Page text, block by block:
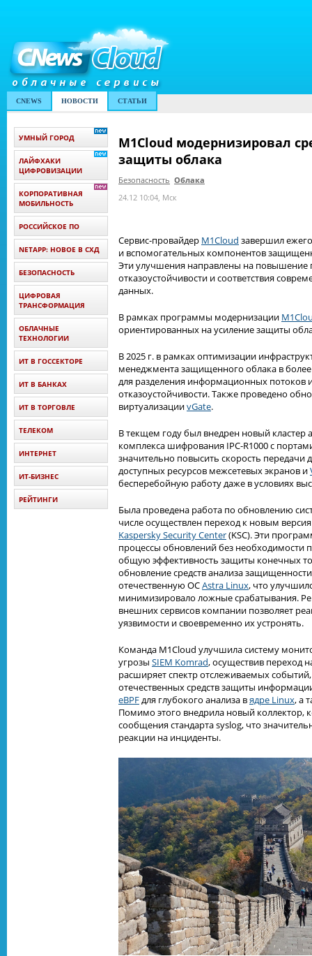
CNEWS НОВОСТИ СТАТЬИ
M1Cloud модернизировал
защиты облака
Безопасность Облака
24.12 10:04, Мск
Сервис-провайдер M1Cloud завершил
и вспомогательных компонентов
Эти улучшения направлены на повышение
отказоустойчивости и соответствия
данных.
В рамках программы модернизации
ориентированных на усиление защиты
В 2025 г. в рамках оптимизации
менеджмента защищенного облака в
для разделения информационных
отказоустойчивости. Также проведено
виртуализацииvGate.
В текщем году был внедрен новый
комплекса шифрования IPC-R1000 с
значительно повысить скорость передачи
доступных ресурсов межсетевых экранов и
бесперебойную работу даже в условиях
Была проведена работа по обновлению
числе осуществлен переход к новым
Kaspersky Security Center(KSC). Эти
процессы обновлений без необходимости
общую эффективность защиты конечных
обновление средств анализа
отечественную ОСAstra Linux, что
минимизировало ложные срабатывания.
внешних сервисов компании позволяет
уязвимости и своевременно их устронять.
Команда M1Cloud улучшила систему
угрозы SIEM Komrad, осуществив переход
расширяет спектр отслеживаемых
отечественных средств защиты
eBPFдля глубокого анализа вядре Linux, а
Помимо этого внедрила новый коллектор,
сообщения стандарта syslog, что
реакции на инциденты.
УМНЫЙ ГОРОД
ЛАЙФХАКИ
ЦИФРОВИЗАЦИИ
КОРПОРАТИВНАЯ
МОБИЛЬНОСТЬ
РОССИЙСКОЕ ПО
NETAPP: НОВОЕ В СХД
БЕЗОПАСНОСТЬ
ЦИФРОВАЯ
ТРАНСФОРМАЦИЯ
ОБЛАЧНЫЕ
ТЕХНОЛОГИИ
ИТ В ГОССЕКТОРЕ
ИТ В БАНКАХ
ИТ В ТОРГОВЛЕ
ТЕЛЕКОМ
ИНТЕРНЕТ
ИТ-БИЗНЕС
РЕЙТИНГИ